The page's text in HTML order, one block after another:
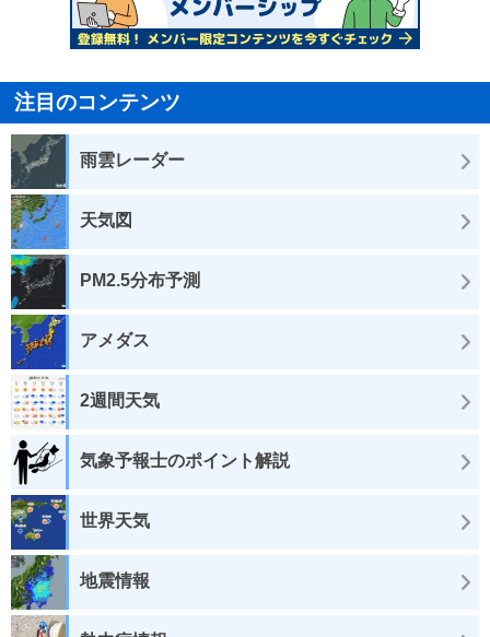
注目のコンテンツ
雨雲レーダー
天気図
PM2.5分布予測
アメダス
2週間天気
気象予報士のポイント解説
世界天気
地震情報